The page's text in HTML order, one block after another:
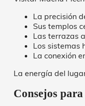
La precisión
Sus templos
Las terrazas
Los sistemas
La conexión
La energía del
Consejos